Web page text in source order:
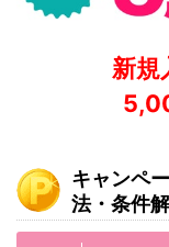
新規
キャンペ
法・条件